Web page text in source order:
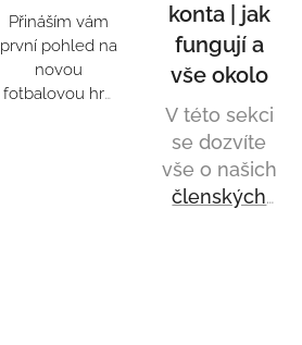
Přináším vám
první pohled na
novou
fotbalovou hru
konta | jak
fungují a
vše okolo
V této sekci
se dozvíte
vše o našich
členských